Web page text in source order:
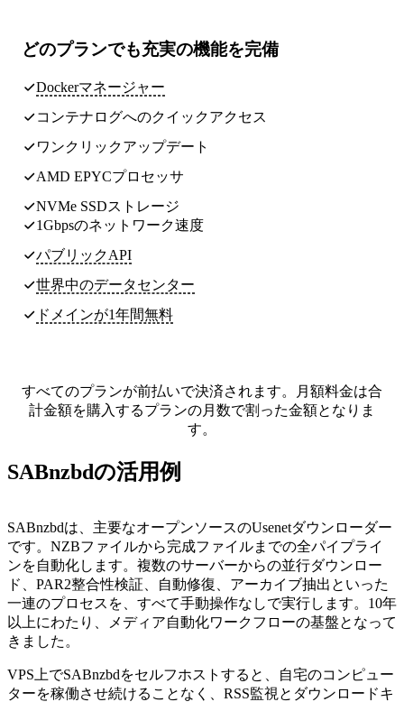
どのプランでも充実の機能を完備
Dockerマネージャー
コンテナログへのクイックアクセス
ワンクリックアップデート
AMD EPYCプロセッサ
NVMe SSDストレージ
1Gbpsのネットワーク速度
パブリックAPI
世界中のデータセンター
ドメインが1年間無料
すべてのプランが前払いで決済されます。月額料金は合
計金額を購入するプランの月数で割った金額となりま
す。
SABnzbdの活用例
SABnzbdは、主要なオープンソースのUsenetダウンローダー
です。NZBファイルから完成ファイルまでの全パイプライ
ンを自動化します。複数のサーバーからの並行ダウンロー
ド、PAR2整合性検証、自動修復、アーカイブ抽出といった
一連のプロセスを、すべて手動操作なしで実行します。10年
以上にわたり、メディア自動化ワークフローの基盤となって
きました。
VPS上でSABnzbdをセルフホストすると、自宅のコンピュー
ターを稼働させ続けることなく、RSS監視とダウンロードキ